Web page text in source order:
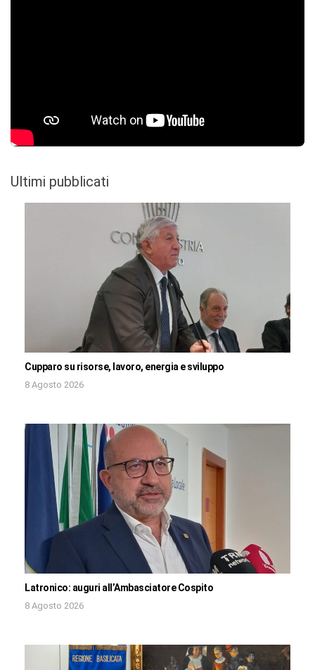
Ultimi pubblicati
Cupparo su risorse, lavoro, energia e sviluppo
8 Agosto 2026
Latronico: auguri all’Ambasciatore Cospito
8 Agosto 2026